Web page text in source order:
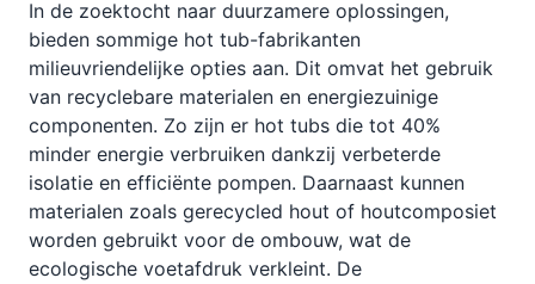
In de zoektocht naar duurzamere oplossingen,
bieden sommige hot tub-fabrikanten
milieuvriendelijke opties aan. Dit omvat het gebruik
van recyclebare materialen en energiezuinige
componenten. Zo zijn er hot tubs die tot 40%
minder energie verbruiken dankzij verbeterde
isolatie en efficiënte pompen. Daarnaast kunnen
materialen zoals gerecycled hout of houtcomposiet
worden gebruikt voor de ombouw, wat de
ecologische voetafdruk verkleint. De